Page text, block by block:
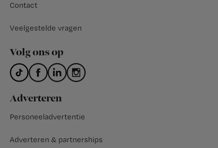
Contact
Veelgestelde vragen
Volg ons op
Adverteren
Personeeladvertentie
Adverteren & partnerships